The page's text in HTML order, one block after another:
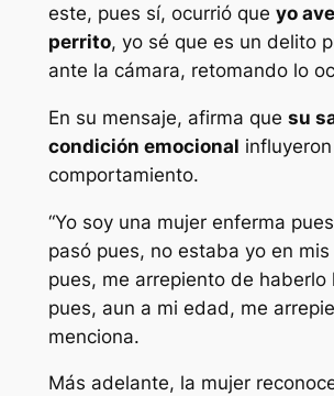
este, pues sí, ocurrió que yo
perrito, yo sé que es un delito
ante la cámara, retomando lo
En su mensaje, afirma que su
condición emocional
comportamiento.
“Yo soy una mujer enferma
pasó pues, no estaba yo en
pues, me arrepiento de haberlo
pues, aun a mi edad, me
menciona.
Más adelante, la mujer